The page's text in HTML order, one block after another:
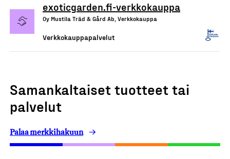
exoticgarden.fi-verkkokauppa
Oy Mustila Träd & Gård Ab, Verkkokauppa
Verkkokauppapalvelut
Samankaltaiset tuotteet tai
palvelut
Palaa merkkihakuun